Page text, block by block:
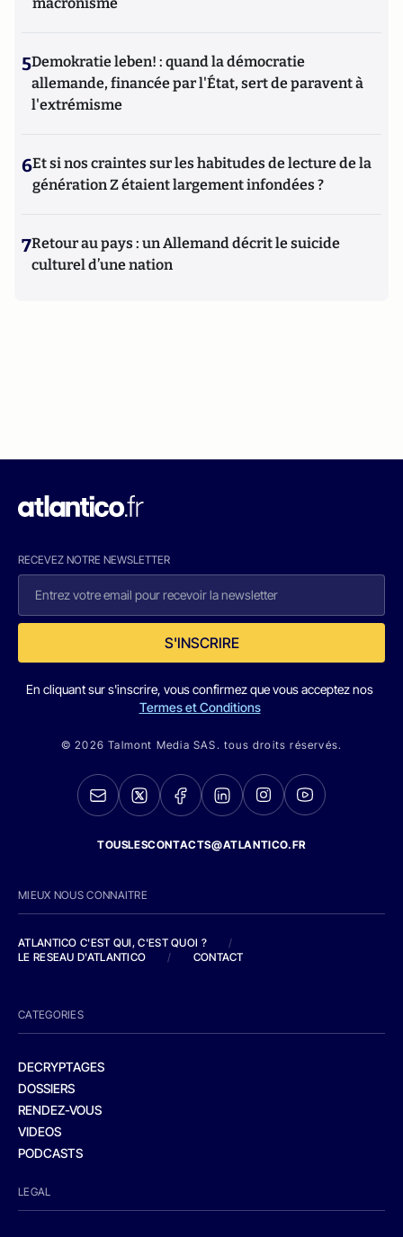
5Demokratie leben! : quand la démocratie
allemande, financée par l'État, sert de paravent à
l'extrémisme
6Et si nos craintes sur les habitudes de lecture de la
génération Z étaient largement infondées ?
7Retour au pays : un Allemand décrit le suicide
culturel d’une nation
RECEVEZ NOTRE NEWSLETTER
S'INSCRIRE
En cliquant sur s'inscrire, vous confirmez que vous acceptez nos
Termes et Conditions
© 2026 Talmont Media SAS. tous droits réservés.
TOUSLESCONTACTS@ATLANTICO.FR
MIEUX NOUS CONNAITRE
ATLANTICO C'EST QUI, C'EST QUOI ?
/
LE RESEAU D'ATLANTICO
/ CONTACT
CATEGORIES
DECRYPTAGES
DOSSIERS
RENDEZ-VOUS
VIDEOS
PODCASTS
LEGAL